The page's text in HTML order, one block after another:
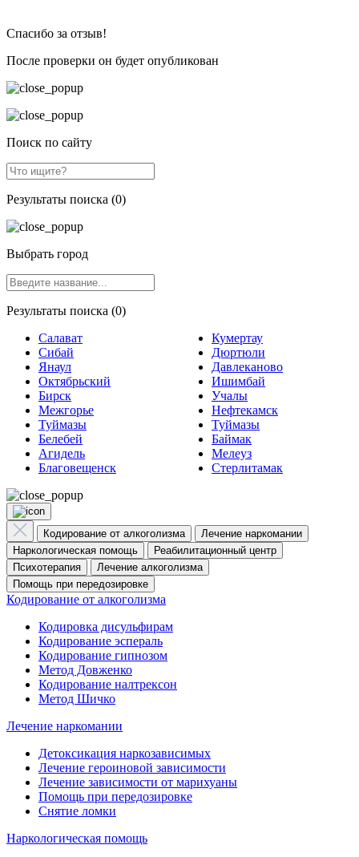
Спасибо за отзыв!
После проверки он будет опубликован
Поиск по сайту
Результаты поиска (0)
Выбрать город
Результаты поиска (0)
Салават
Кумертау
Сибай
Дюртюли
Янаул
Давлеканово
Октябрьский
Ишимбай
Бирск
Учалы
Межгорье
Нефтекамск
Туймазы
Туймазы
Белебей
Баймак
Агидель
Мелеуз
Благовещенск
Стерлитамак
Кодирование от алкоголизма
Лечение наркомании
Наркологическая помощь
Реабилитационный центр
Психотерапия
Лечение алкоголизма
Помощь при передозировке
Кодирование от алкоголизма
Кодировка дисульфирам
Кодирование эспераль
Кодирование гипнозом
Метод Довженко
Кодирование налтрексон
Метод Шичко
Лечение наркомании
Детоксикация наркозависимых
Лечение героиновой зависимости
Лечение зависимости от марихуаны
Помощь при передозировке
Снятие ломки
Наркологическая помощь